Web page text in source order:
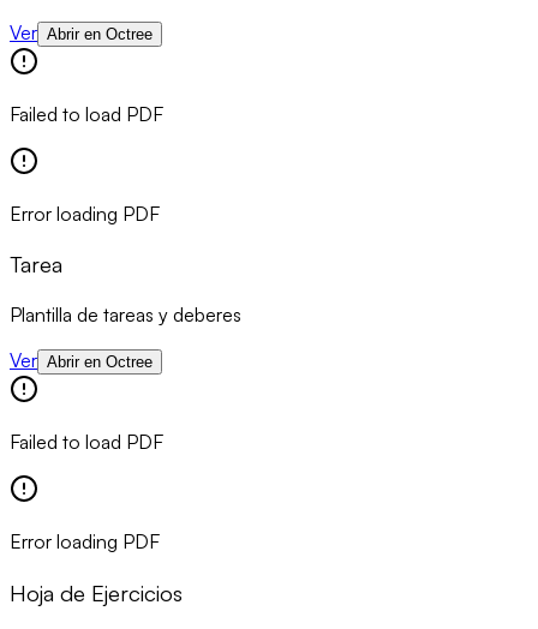
Ver Abrir en Octree
Failed to load PDF
Error loading PDF
Tarea
Plantilla de tareas y deberes
Ver Abrir en Octree
Failed to load PDF
Error loading PDF
Hoja de Ejercicios